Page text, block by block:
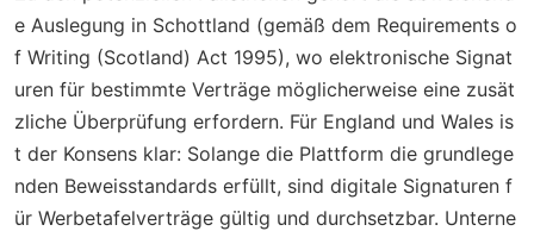
e Auslegung in Schottland (gemäß dem Requirements o
f Writing (Scotland) Act 1995), wo elektronische Signat
uren für bestimmte Verträge möglicherweise eine zusät
zliche Überprüfung erfordern. Für England und Wales is
t der Konsens klar: Solange die Plattform die grundlege
nden Beweisstandards erfüllt, sind digitale Signaturen f
ür Werbetafelverträge gültig und durchsetzbar. Unterne